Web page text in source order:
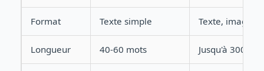
Format Texte simple Texte, images,
Longueur 40-60 mots Jusqu'à 300